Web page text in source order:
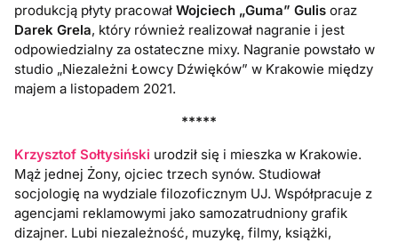
produkcją płyty pracowałWojciech „Guma” Gulis oraz
Darek Grela, który również realizował nagranie i jest
odpowiedzialny za ostateczne mixy. Nagranie powstało w
studio „Niezależni Łowcy Dźwięków” w Krakowie między
majem a listopadem 2021.
*****
Krzysztof Sołtysiński urodził się i mieszka w Krakowie.
Mąż jednej Żony, ojciec trzech synów. Studiował
socjologię na wydziale filozoficznym UJ. Współpracuje z
agencjami reklamowymi jako samozatrudniony grafik
dizajner. Lubi niezależność, muzykę, filmy, książki,